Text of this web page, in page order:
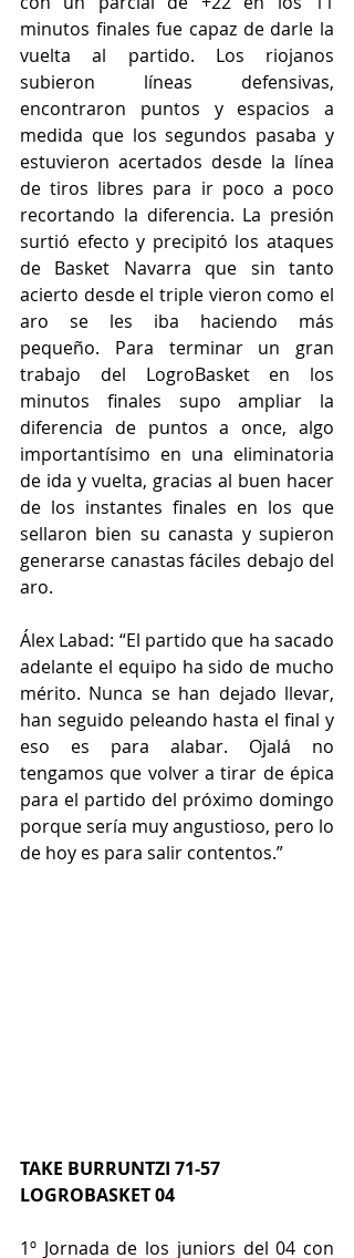
minutos finales fue capaz de darle la
vuelta al partido. Los riojanos
subieron líneas defensivas,
encontraron puntos y espacios a
medida que los segundos pasaba y
estuvieron acertados desde la línea
de tiros libres para ir poco a poco
recortando la diferencia. La presión
surtió efecto y precipitó los ataques
de Basket Navarra que sin tanto
acierto desde el triple vieron como el
aro se les iba haciendo más
pequeño. Para terminar un gran
trabajo del LogroBasket en los
minutos finales supo ampliar la
diferencia de puntos a once, algo
importantísimo en una eliminatoria
de ida y vuelta, gracias al buen hacer
de los instantes finales en los que
sellaron bien su canasta y supieron
generarse canastas fáciles debajo del
aro.
Álex Labad: “El partido que ha sacado
adelante el equipo ha sido de mucho
mérito. Nunca se han dejado llevar,
han seguido peleando hasta el final y
eso es para alabar. Ojalá no
tengamos que volver a tirar de épica
para el partido del próximo domingo
porque sería muy angustioso, pero lo
de hoy es para salir contentos.”
TAKE BURRUNTZI 71-57
LOGROBASKET 04
1º Jornada de los juniors del 04 con